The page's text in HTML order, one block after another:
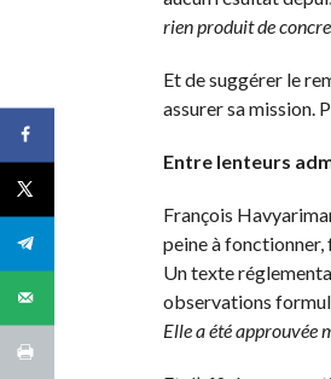
rien produit de
Et de suggérer le
assurer sa mission.
Entre lenteurs
François
peine à fonctionner,
Un texte
observations
Elle a été approuvée